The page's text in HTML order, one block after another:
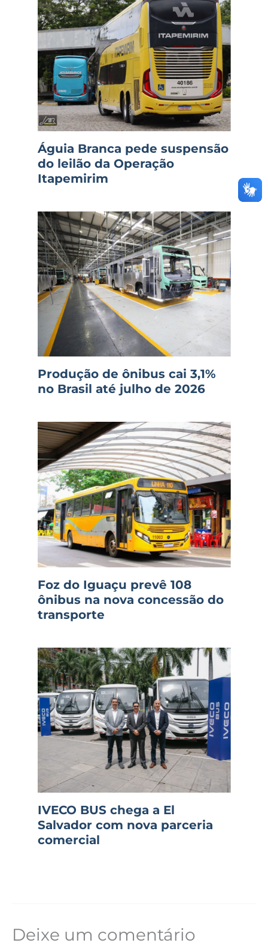
Águia Branca pede suspensão
do leilão da Operação
Itapemirim
Produção de ônibus cai 3,1%
no Brasil até julho de 2026
Foz do Iguaçu prevê 108
ônibus na nova concessão do
transporte
IVECO BUS chega a El
Salvador com nova parceria
comercial
Deixe um comentário